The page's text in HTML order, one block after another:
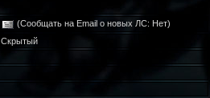
(Сообщать на Email о новых ЛС: Нет)
Скрытый